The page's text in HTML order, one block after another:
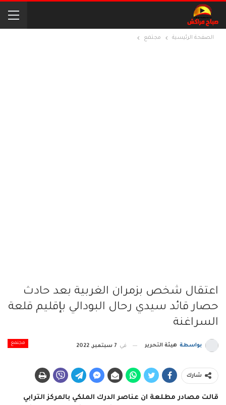
الصفحة الرئيسية مجتمع
اعتقال شخص بزمران الغربية بعد حادث
حصار قائد سيدي رحال البودالي بإقليم قلعة
السراغنة
مجتمع بواسطة هيئة التحرير في 7 سبتمبر, 2022
شارك
قالت مصادر مطلعة ان عناصر الدرك الملكي بالمركز الترابي